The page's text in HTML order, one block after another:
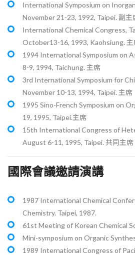
International Symposium on
November 21-23, 1992, Taipei. 副主
International Chemical Congress,
October13-16, 1993, Kaohsiung. 主
1994 International Symposium on
8-9, 1994, Taichung. 主席
3rd International Symposium for
November 10-13, 1994, Taipei. 主席
1995 Sino-French Symposium on
19, 1995, Taipei.主席
15th International Congress of
August 6-11, 1995, Taipei. 共同主席
國際會議邀請演講
1987 International Chemical
Chemistry. Taipei, 1987.
61st Meeting of Korean Chemical
Mini-symposium on Organic
1989 International Congress of